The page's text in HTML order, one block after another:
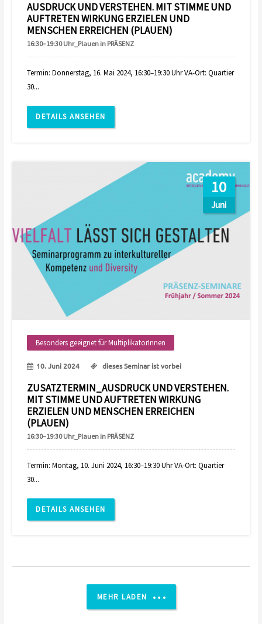
AUSDRUCK UND VERSTEHEN. MIT STIMME UND
AUFTRETEN WIRKUNG ERZIELEN UND
MENSCHEN ERREICHEN (PLAUEN)
16:30–19:30 Uhr_Plauen in PRÄSENZ
Termin: Donnerstag, 16. Mai 2024, 16:30–19:30 Uhr VA-Ort: Quartier
30...
DETAILS ANSEHEN
10
Juni
Besonders geeignet für MultiplikatorInnen
10. Juni 2024 dieses Seminar ist vorbei
ZUSATZTERMIN_AUSDRUCK UND VERSTEHEN.
MIT STIMME UND AUFTRETEN WIRKUNG
ERZIELEN UND MENSCHEN ERREICHEN
(PLAUEN)
16:30–19:30 Uhr_Plauen in PRÄSENZ
Termin: Montag, 10. Juni 2024, 16:30–19:30 Uhr VA-Ort: Quartier
30...
DETAILS ANSEHEN
MEHR LADEN